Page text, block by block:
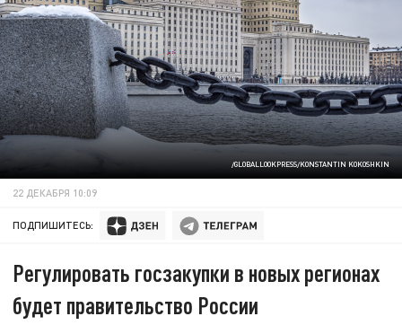
/GLOBALLOOKPRESS/KONSTANTIN KOKOSHKIN
22 ДЕКАБРЯ 10:09
ПОДПИШИТЕСЬ:
Регулировать госзакупки в новых регионах
будет правительство России